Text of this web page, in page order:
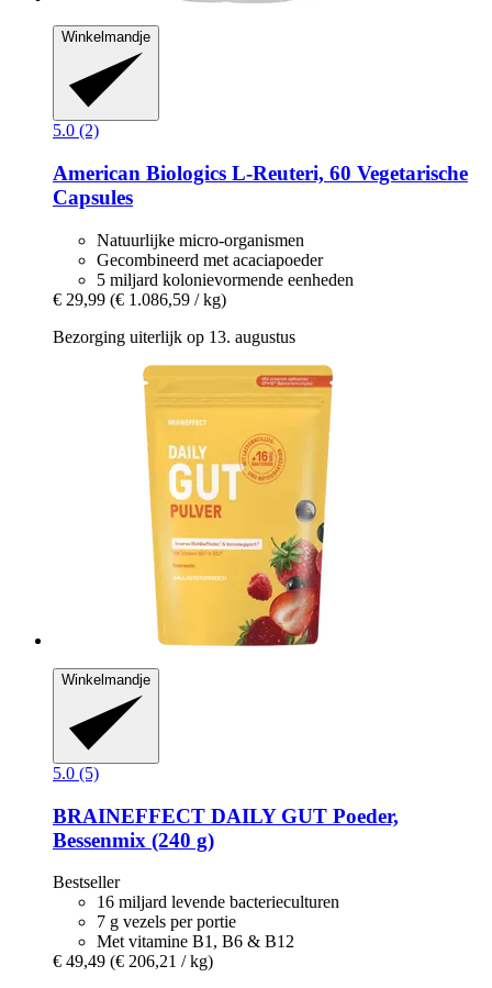
Winkelmandje
5.0 (2)
American Biologics L-​Reuteri, 60 Vegetarische
Capsules
Natuurlijke micro-organismen
Gecombineerd met acaciapoeder
5 miljard kolonievormende eenheden
€ 29,99 (€ 1.086,59 / kg)
Bezorging uiterlijk op 13. augustus
Winkelmandje
5.0 (5)
BRAINEFFECT DAILY GUT Poeder,
Bessenmix (240 g)
Bestseller
16 miljard levende bacterieculturen
7 g vezels per portie
Met vitamine B1, B6 & B12
€ 49,49 (€ 206,21 / kg)